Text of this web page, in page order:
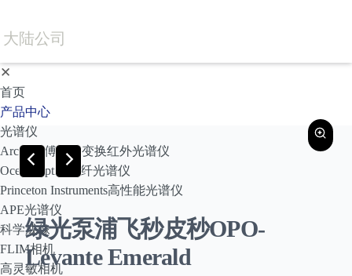
大陆公司
✕
首页
产品中心
光谱仪
Arcoptix傅里叶变换红外光谱仪
Ocean Optics光纤光谱仪
Princeton Instruments高性能光谱仪
APE光谱仪
科学成像
FLIM相机
高灵敏相机
绿光泵浦飞秒皮秒OPO-
Levante Emerald